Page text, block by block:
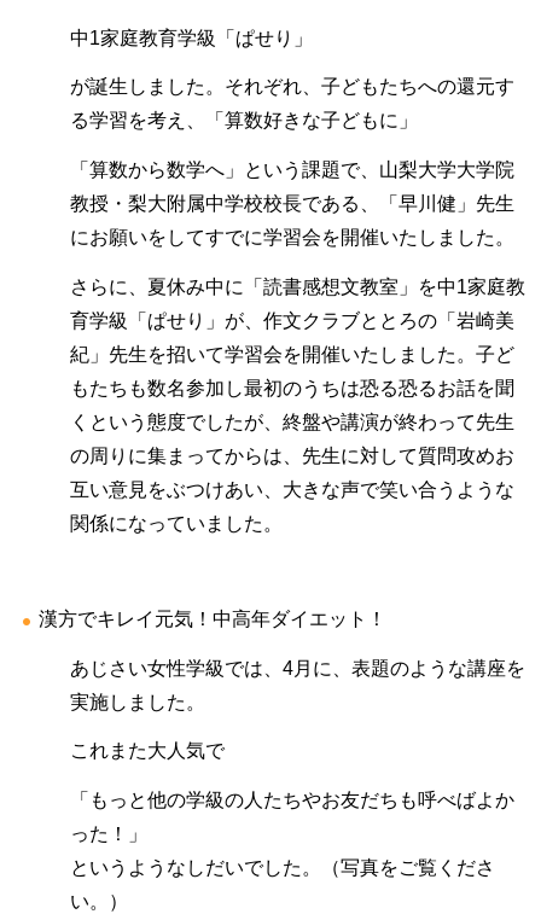
中1家庭教育学級「ぱせり」
が誕生しました。それぞれ、子どもたちへの還元す
る学習を考え、「算数好きな子どもに」
「算数から数学へ」という課題で、山梨大学大学院
教授・梨大附属中学校校長である、「早川健」先生
にお願いをしてすでに学習会を開催いたしました。
さらに、夏休み中に「読書感想文教室」を中1家庭教
育学級「ぱせり」が、作文クラブととろの「岩崎美
紀」先生を招いて学習会を開催いたしました。子ど
もたちも数名参加し最初のうちは恐る恐るお話を聞
くという態度でしたが、終盤や講演が終わって先生
の周りに集まってからは、先生に対して質問攻めお
互い意見をぶつけあい、大きな声で笑い合うような
関係になっていました。
漢方でキレイ元気！中高年ダイエット！
あじさい女性学級では、4月に、表題のような講座を
実施しました。
これまた大人気で
「もっと他の学級の人たちやお友だちも呼べばよか
った！」
というようなしだいでした。（写真をご覧くださ
い。）